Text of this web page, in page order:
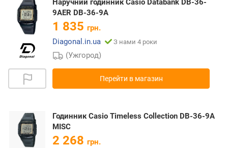
9AER DB-36-9A
1 835 грн.
Diagonal.in.ua
З нами 4 роки
(Ужгород)
Перейти в магазин
Годинник Casio Timeless Collection DB-36-9A
MISC
2 268 грн.